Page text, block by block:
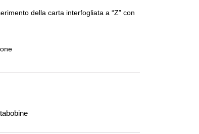
della carta interfogliata a “Z” con